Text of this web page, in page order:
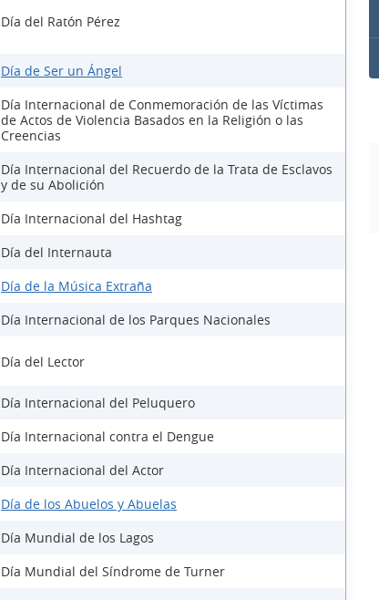
Día del Ratón Pérez
Día de Ser un Ángel
Día Internacional de Conmemoración de las Víctimas
de Actos de Violencia Basados en la Religión o las
Creencias
Día Internacional del Recuerdo de la Trata de Esclavos
y de su Abolición
Día Internacional del Hashtag
Día del Internauta
Día de la Música Extraña
Día Internacional de los Parques Nacionales
Día del Lector
Día Internacional del Peluquero
Día Internacional contra el Dengue
Día Internacional del Actor
Día de los Abuelos y Abuelas
Día Mundial de los Lagos
Día Mundial del Síndrome de Turner